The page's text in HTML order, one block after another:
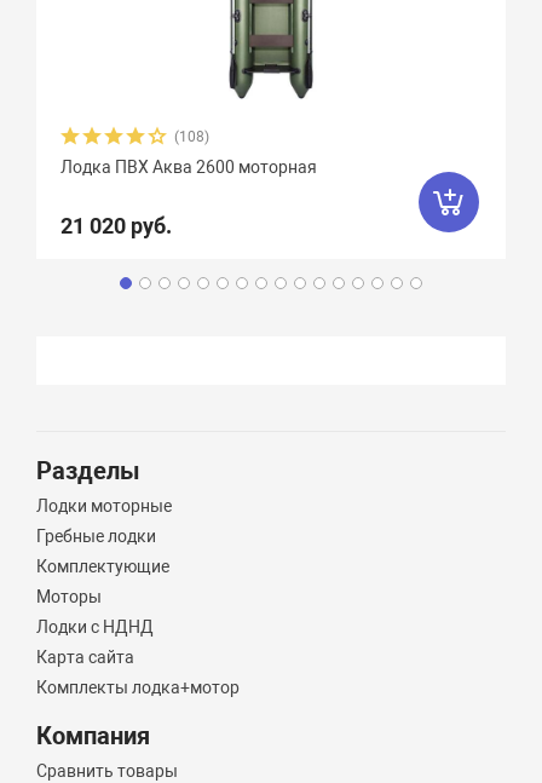
(108)
Лодка ПВХ Аква 2600 моторная
21 020 руб.
Разделы
Лодки моторные
Гребные лодки
Комплектующие
Моторы
Лодки с НДНД
Карта сайта
Комплекты лодка+мотор
Компания
Сравнить товары